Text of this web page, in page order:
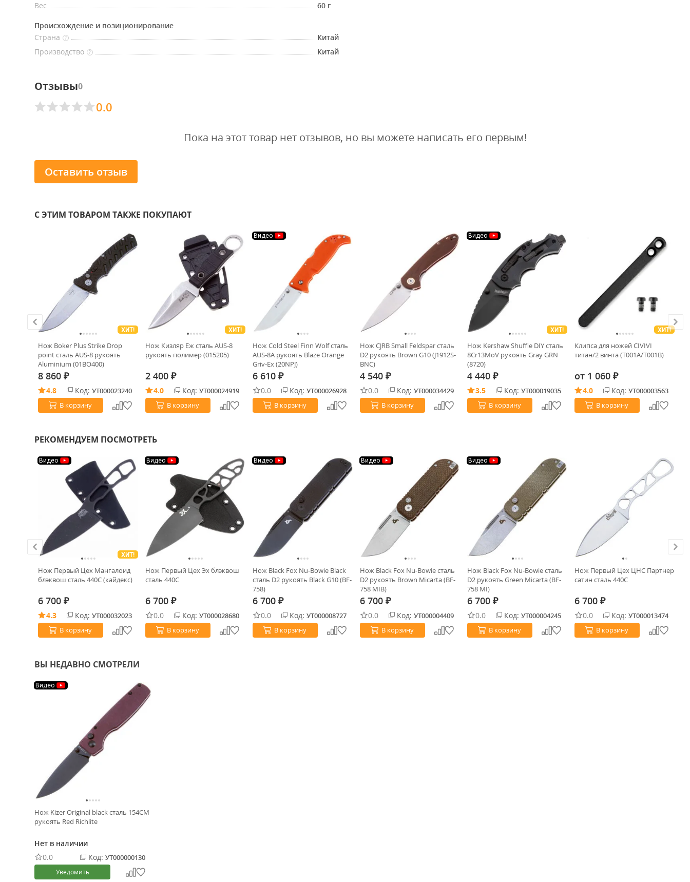
Вес
60 г
Происхождение и позиционирование
Страна
?
Китай
Производство
? Китай
Отзывы0
0.0
Пока на этот товар нет отзывов, но вы можете написать его первым!
Оставить отзыв
С ЭТИМ ТОВАРОМ ТАКЖЕ ПОКУПАЮТ
ХИТ!
Нож Boker Plus Strike Drop
point сталь AUS-8 рукоять
Aluminium (01BO400)
8 860 ₽
4.8 Код: УТ000023240
В корзину
ХИТ!
Нож Кизляр Еж сталь AUS-8
рукоять полимер (015205)
2 400 ₽
4.0 Код: УТ000024919
В корзину
Видео
Нож Cold Steel Finn Wolf сталь
AUS-8A рукоять Blaze Orange
Griv-Ex (20NPJ)
6 610 ₽
0.0 Код: УТ000026928
В корзину
Нож CJRB Small Feldspar сталь
D2 рукоять Brown G10 (J1912S-
BNC)
4 540 ₽
0.0 Код: УТ000034429
В корзину
Видео
ХИТ!
Нож Kershaw Shuffle DIY cталь
8Cr13MoV рукоять Gray GRN
(8720)
4 440 ₽
3.5 Код: УТ000019035
В корзину
ХИТ!
Клипса для ножей CIVIVI
титан/2 винта (T001A/T001B)
от 1 060 ₽
4.0 Код: УТ000003563
В корзину
РЕКОМЕНДУЕМ ПОСМОТРЕТЬ
Видео
ХИТ!
Нож Первый Цех Мангалоид
блэквош сталь 440C (кайдекс)
6 700 ₽
4.3 Код: УТ000032023
В корзину
Видео
Нож Первый Цех Эх блэквош
сталь 440С
6 700 ₽
0.0 Код: УТ000028680
В корзину
Видео
Нож Black Fox Nu-Bowie Black
сталь D2 рукоять Black G10 (BF-
758)
6 700 ₽
0.0 Код: УТ000008727
В корзину
Видео
Нож Black Fox Nu-Bowie сталь
D2 рукоять Brown Micarta (BF-
758 MIB)
6 700 ₽
0.0 Код: УТ000004409
В корзину
Видео
Нож Black Fox Nu-Bowie сталь
D2 рукоять Green Micarta (BF-
758 MI)
6 700 ₽
0.0 Код: УТ000004245
В корзину
Нож Первый Цех ЦНС Партнер
сатин сталь 440C
6 700 ₽
0.0 Код: УТ000013474
В корзину
ВЫ НЕДАВНО СМОТРЕЛИ
Видео
Нож Kizer Original black сталь 154CM
рукоять Red Richlite
Нет в наличии
0.0
Код: УТ000000130
Уведомить